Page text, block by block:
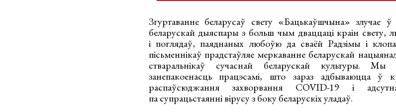
Згуртаванне беларусаў свету «Бацькаўшчына» злучае ў
беларускай дыяспары з больш чым дваццаці краін свету,
і поглядаў, паяднаных любоўю да сваёй Радзімы і
пісьменнікаў прадстаўляе меркаванне беларускай
стваральнікаў сучаснай беларускай культуры.
занепакоенасць працэсамі, што зараз адбываюцца
распаўсюджання захворвання COVID-19 і
па супрацьстаянні вірусу з боку беларускіх уладаў.